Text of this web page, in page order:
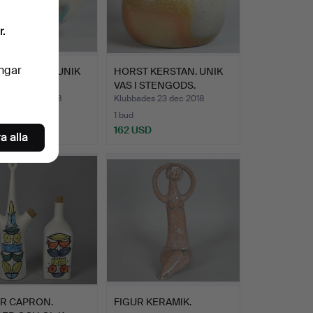
KERSTAN. UNIK
23 dec 2018
HORST KERSTAN. UNIK
VAS I STENGODS.
Klubbades 23 dec 2018
1 bud
162 USD
CAPRON.
FIGUR KERAMIK.
alla